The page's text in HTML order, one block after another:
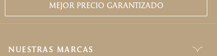
MEJOR PRECIO GARANTIZADO
NUESTRAS MARCAS